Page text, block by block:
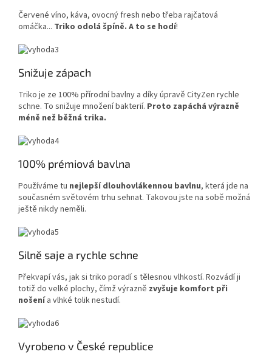
Červené víno, káva, ovocný fresh nebo třeba rajčatová
omáčka... Triko odolá špíně. A to se hodí!
Snižuje zápach
Triko je ze 100% přírodní bavlny a díky úpravě CityZen rychle
schne. To snižuje množení bakterií. Proto zapáchá výrazně
méně než běžná trika.
100% prémiová bavlna
Používáme tu nejlepší dlouhovlákennou bavlnu, která jde na
současném světovém trhu sehnat. Takovou jste na sobě možná
ještě nikdy neměli.
Silně saje a rychle schne
Překvapí vás, jak si triko poradí s tělesnou vlhkostí. Rozvádí ji
totiž do velké plochy, čímž výrazně zvyšuje komfort při
nošení a vlhké tolik nestudí.
Vyrobeno v České republice